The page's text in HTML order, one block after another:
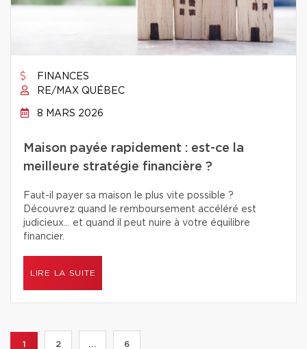
FINANCES
RE/MAX QUÉBEC
8 MARS 2026
Maison payée rapidement : est-ce la
meilleure stratégie financière ?
Faut-il payer sa maison le plus vite possible ?
Découvrez quand le remboursement accéléré est
judicieux… et quand il peut nuire à votre équilibre
financier.
LIRE LA SUITE
1 2 ... 6